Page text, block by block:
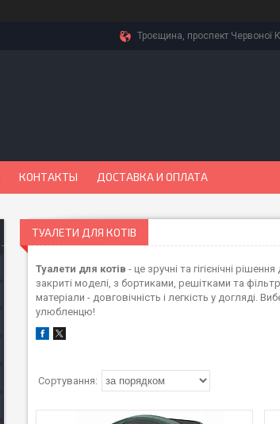
Троєщина, проспект Червоної
КОНТАКТЫ ДОСТАВКА И ОПЛАТА
ТУАЛЕТИ ДЛЯ КОТІВ
Туалети для котів - це зручні та гігієнічні
закриті моделі, з бортиками, решітками та
матеріали - довговічність і легкість у догляді.
улюбленцю!